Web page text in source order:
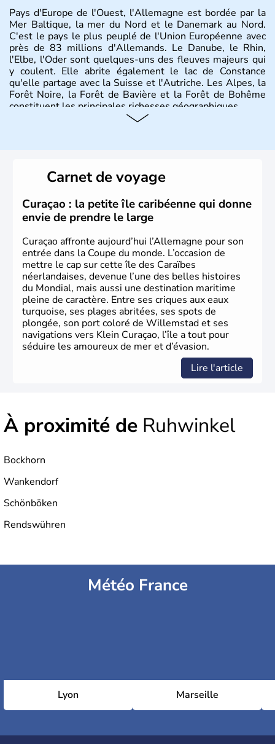
Pays d'Europe de l'Ouest, l'Allemagne est bordée par la
Mer Baltique, la mer du Nord et le Danemark au Nord.
C'est le pays le plus peuplé de l'Union Européenne avec
près de 83 millions d'Allemands. Le Danube, le Rhin,
l'Elbe, l'Oder sont quelques-uns des fleuves majeurs qui
y coulent. Elle abrite également le lac de Constance
qu'elle partage avec la Suisse et l'Autriche. Les Alpes, la
Forêt Noire, la Forêt de Bavière et la Forêt de Bohême
constituent les principales richesses géographiques.
lesquelles bénéficient d'une grande autonomie. Le pays
peut se targuer de grands noms qu'il a vu naître dans tous
les domaines, des arts à la politique en passant par la
philosophie. Hertz, Gutenberg, Heidegger, Thomas Mann,
Herman Hesse ou bien Hegel en font partie.
Carnet de voyage
Curaçao : la petite île caribéenne qui donne
envie de prendre le large
Curaçao affronte aujourd’hui l’Allemagne pour son
entrée dans la Coupe du monde. L’occasion de
mettre le cap sur cette île des Caraïbes
néerlandaises, devenue l’une des belles histoires
du Mondial, mais aussi une destination maritime
pleine de caractère. Entre ses criques aux eaux
turquoise, ses plages abritées, ses spots de
plongée, son port coloré de Willemstad et ses
navigations vers Klein Curaçao, l’île a tout pour
séduire les amoureux de mer et d’évasion.
Lire l'article
À proximité de Ruhwinkel
Bockhorn
Wankendorf
Schönböken
Rendswühren
Météo France
Lyon Marseille